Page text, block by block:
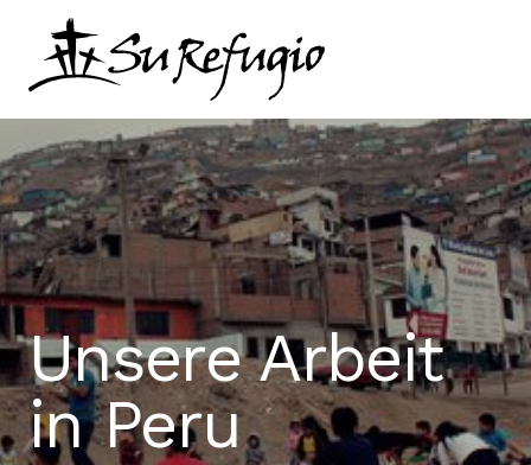
Schließ dich uns an
Kontakt
Sprache
Unsere Arbeit
in Peru